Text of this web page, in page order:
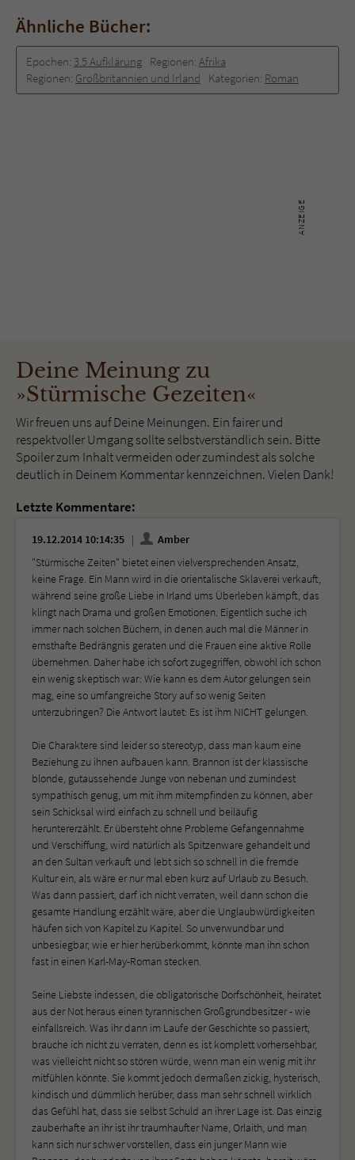
Ähnliche Bücher:
Epochen: 3.5 Aufklärung Regionen: Afrika
Regionen: Großbritannien und Irland Kategorien: Roman
Deine Meinung zu
»Stürmische Gezeiten«
Wir freuen uns auf Deine Meinungen. Ein fairer und
respektvoller Umgang sollte selbstverständlich sein. Bitte
Spoiler zum Inhalt vermeiden oder zumindest als solche
deutlich in Deinem Kommentar kennzeichnen. Vielen Dank!
Letzte Kommentare:
19.12.2014 10:14:35
Amber
"Stürmische Zeiten" bietet einen vielversprechenden Ansatz,
keine Frage. Ein Mann wird in die orientalische Sklaverei verkauft,
während seine große Liebe in Irland ums Überleben kämpft, das
klingt nach Drama und großen Emotionen. Eigentlich suche ich
immer nach solchen Büchern, in denen auch mal die Männer in
ernsthafte Bedrängnis geraten und die Frauen eine aktive Rolle
übernehmen. Daher habe ich sofort zugegriffen, obwohl ich schon
ein wenig skeptisch war: Wie kann es dem Autor gelungen sein
mag, eine so umfangreiche Story auf so wenig Seiten
unterzubringen? Die Antwort lautet: Es ist ihm NICHT gelungen.
Die Charaktere sind leider so stereotyp, dass man kaum eine
Beziehung zu ihnen aufbauen kann. Brannon ist der klassische
blonde, gutaussehende Junge von nebenan und zumindest
sympathisch genug, um mit ihm mitempfinden zu können, aber
sein Schicksal wird einfach zu schnell und beiläufig
heruntererzählt. Er übersteht ohne Probleme Gefangennahme
und Verschiffung, wird natürlich als Spitzenware gehandelt und
an den Sultan verkauft und lebt sich so schnell in die fremde
Kultur ein, als wäre er nur mal eben kurz auf Urlaub zu Besuch.
Was dann passiert, darf ich nicht verraten, weil dann schon die
gesamte Handlung erzählt wäre, aber die Unglaubwürdigkeiten
häufen sich von Kapitel zu Kapitel. So unverwundbar und
unbesiegbar, wie er hier herüberkommt, könnte man ihn schon
fast in einen Karl-May-Roman stecken.
Seine Liebste indessen, die obligatorische Dorfschönheit, heiratet
aus der Not heraus einen tyrannischen Großgrundbesitzer - wie
einfallsreich. Was ihr dann im Laufe der Geschichte so passiert,
brauche ich nicht zu verraten, denn es ist komplett vorhersehbar,
was vielleicht nicht so stören würde, wenn man ein wenig mit ihr
mitfühlen könnte. Sie kommt jedoch dermaßen zickig, hysterisch,
kindisch und dümmlich herüber, dass man sehr schnell wirklich
das Gefühl hat, dass sie selbst Schuld an ihrer Lage ist. Das einzig
zauberhafte an ihr ist ihr traumhaufter Name, Orlaith, und man
kann sich nur schwer vorstellen, dass ein junger Mann wie